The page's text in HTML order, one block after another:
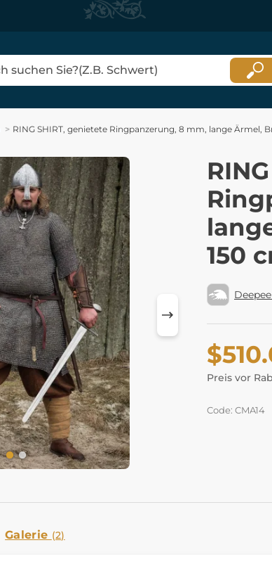
RING SHIRT, genietete Ringpanzerung, 8 mm, lange Ärmel,
150
Preis vor
Code: CMA14
Galerie (2)